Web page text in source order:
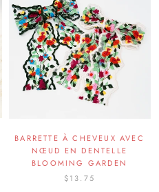
BARRETTE À CHEVEUX AVEC
NŒUD EN DENTELLE
BLOOMING GARDEN
$13.75